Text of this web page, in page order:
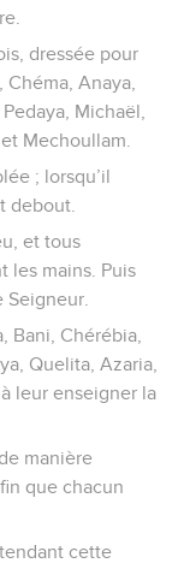
dressée pour
Anaya,
Michaël,
Mechoullam.
; lorsqu’il
debout.
et tous
les mains. Puis
Seigneur.
Bani, Chérébia,
Quelita, Azaria,
leur enseigner la
manière
que chacun
cette